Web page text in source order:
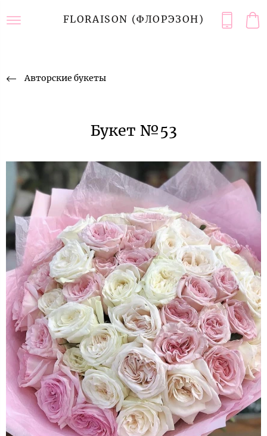
FLORAISON (ФЛОРЭЗОН)
Авторские букеты
Букет №53